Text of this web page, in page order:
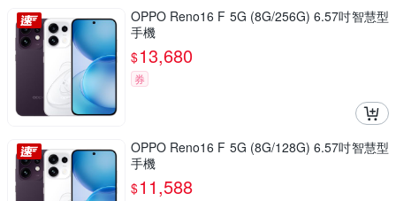
OPPO Reno16 F 5G (8G/256G) 6.57吋智慧型
手機
$13,680
券
OPPO Reno16 F 5G (8G/128G) 6.57吋智慧型
手機
$11,588